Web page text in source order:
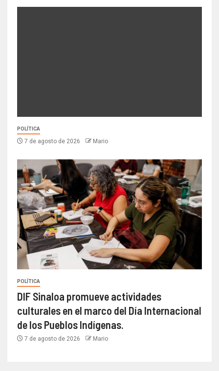
POLÍTICA
7 de agosto de 2026 Mario
POLÍTICA
DIF Sinaloa promueve actividades
culturales en el marco del Día Internacional
de los Pueblos Indígenas.
7 de agosto de 2026 Mario